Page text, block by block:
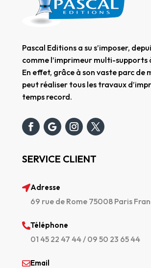
Pascal Editions a su s’imposer,
comme l’imprimeur multi-supports
En effet, grâce à son vaste parc de
peut réaliser tous les travaux
temps record.
SERVICE CLIENT
Adresse
69 rue de Rome 75008 Paris
Téléphone
01 45 22 47 44/ 09 50 23 65 44
Email